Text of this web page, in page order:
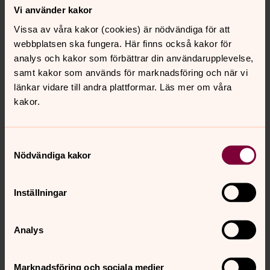
Vi använder kakor
Vissa av våra kakor (cookies) är nödvändiga för att
webbplatsen ska fungera. Här finns också kakor för
analys och kakor som förbättrar din användarupplevelse,
samt kakor som används för marknadsföring och när vi
länkar vidare till andra plattformar. Läs mer om våra
kakor.
Nödvändiga kakor
Inställningar
Analys
Marknadsföring och sociala medier
Kyrkan unplugged – Going Home
Denna vecka gästas Kyrkan Unplugged av bandet
Pinewood Avenue som sjunger egna låten Going Home.
Vi säger bara häng med!
Kyrkan unplugged – Hold On
kyrka. Första ut är gospellåten Hold On. Den är både en
uppmaning om att hålla ut och hålla i ett litet tag till och
Katarina Parment och med sig har hon Andreas Öberg
Play: Söndag hos Leif och Andreas,
16 maj 2021